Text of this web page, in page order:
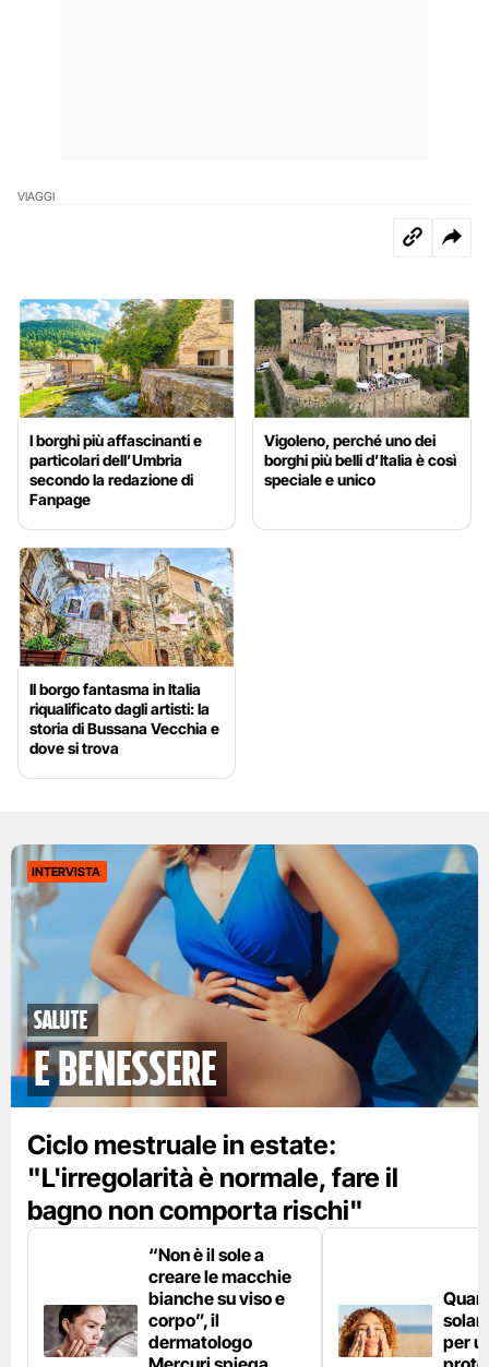
VIAGGI
I borghi più affascinanti e
particolari dell’Umbria
secondo la redazione di
Fanpage
Vigoleno, perché uno dei
borghi più belli d’Italia è così
speciale e unico
Il borgo fantasma in Italia
riqualificato dagli artisti: la
storia di Bussana Vecchia e
dove si trova
INTERVISTA
Salute
e benessere
Ciclo mestruale in estate:
"L'irregolarità è normale, fare il
bagno non comporta rischi"
“Non è il sole a
creare le macchie
bianche su viso e
corpo”, il
dermatologo
per